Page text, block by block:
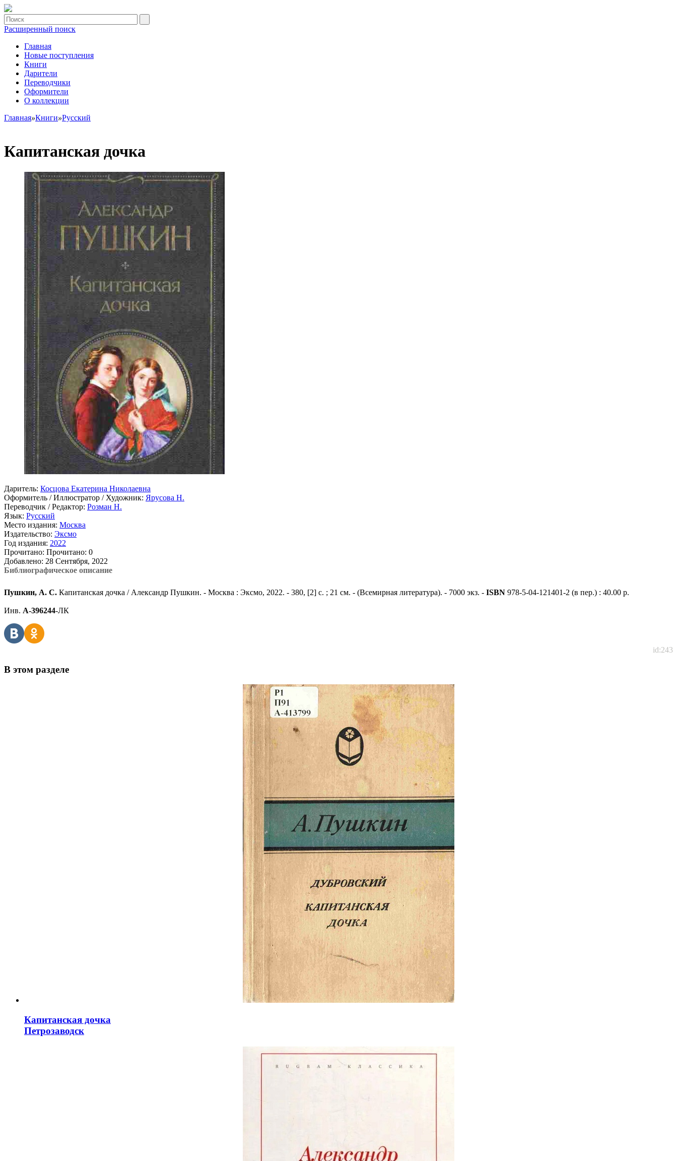
Расширенный поиск
Главная
Новые поступления
Книги
Дарители
Переводчики
Оформители
О коллекции
Главная»Книги»Русский
Капитанская дочка
Даритель: Косцова Екатерина Николаевна
Оформитель / Иллюстратор / Художник: Ярусова Н.
Переводчик / Редактор: Розман Н.
Язык: Русский
Место издания: Москва
Издательство: Эксмо
Год издания: 2022
Прочитано: Прочитано: 0
Добавлено: 28 Сентября, 2022
Библиографическое описание
Пушкин, А. С. Капитанская дочка / Александр Пушкин. - Москва : Эксмо, 2022. - 380, [2] с. ; 21 см. - (Всемирная литература). - 7000 экз. - ISBN 978-5-04-121401-2 (в пер.) : 40.00 р.
Инв. А-396244-ЛК
id:243
В этом разделе
Капитанская дочка
Петрозаводск